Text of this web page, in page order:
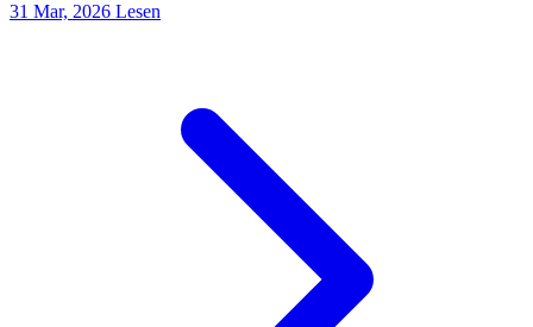
Dieser Leitfaden erklärt, was sich ändert und welche Schritte Sie
31 Mar, 2026 Lesen